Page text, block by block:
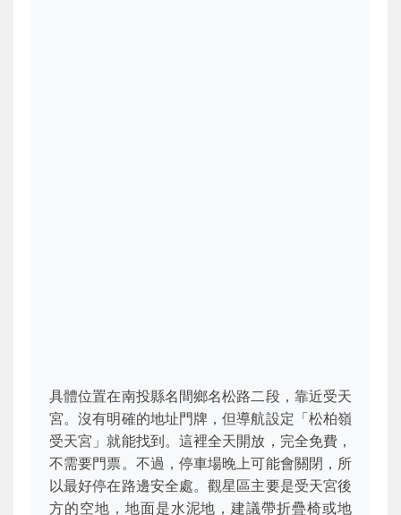
具體位置在南投縣名間鄉名松路二段，靠近受天
宮。沒有明確的地址門牌，但導航設定「松柏嶺
受天宮」就能找到。這裡全天開放，完全免費，
不需要門票。不過，停車場晚上可能會關閉，所
以最好停在路邊安全處。觀星區主要是受天宮後
方的空地，地面是水泥地，建議帶折疊椅或地